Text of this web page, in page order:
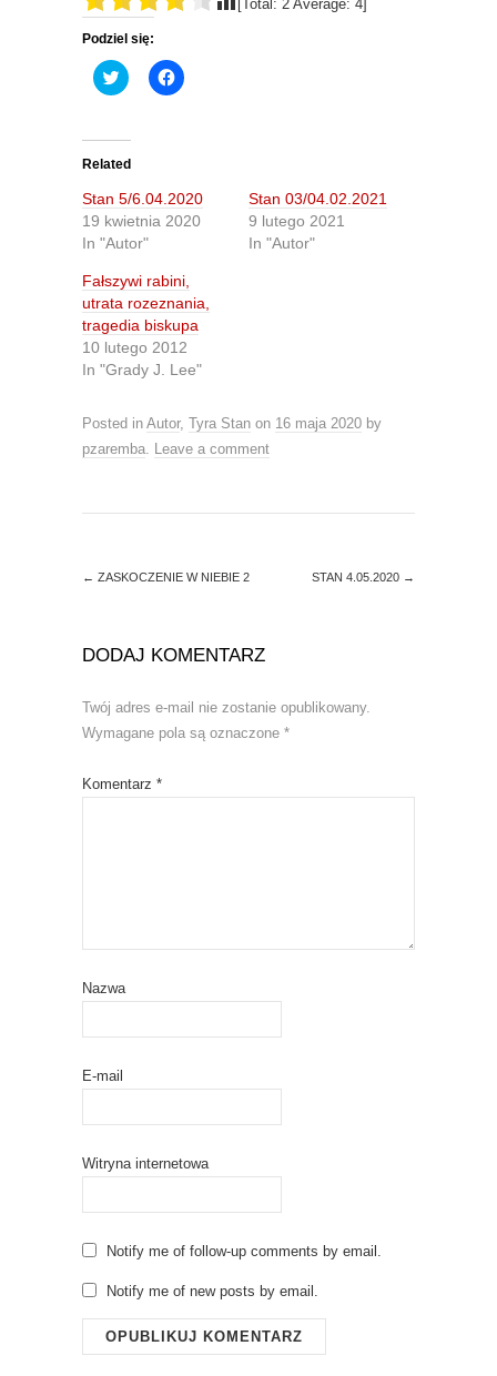
[Total: 2 Average: 4
Podziel się:
C
l
t
o
s
h
a
r
e
o
T
w
i
t
t
e
(
e
n
s
i
d
C
l
h
a
r
e
F
a
c
e
b
o
k
p
e
n
s
n
Related
Stan 5/6.04.2020
19 kwietnia 2020
In "Autor"
Stan 03/04.02.2021
9 lutego 2021
In "Autor"
Fałszywi rabini,
utrata rozeznania,
tragedia biskupa
10 lutego 2012
In "Grady J. Lee"
Posted in Autor, Tyra Stan on 16 maja 2020 by
pzaremba Leave a comment
← ZASKOCZENIE W NIEBIE 2 STAN 4.05.2020 →
DODAJ KOMENTARZ
Twój adres e-mail nie zostanie opublikowany.
Wymagane pola są oznaczone *
Komentarz *
Nazwa
E-mail
Witryna internetowa
Notify me of follow-up comments by email.
Notify me of new posts by email.